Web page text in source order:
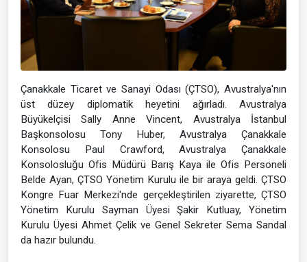
Çanakkale Ticaret ve Sanayi Odası (ÇTSO), Avustralya'nın
üst düzey diplomatik heyetini ağırladı. Avustralya
Büyükelçisi Sally Anne Vincent, Avustralya İstanbul
Başkonsolosu Tony Huber, Avustralya Çanakkale
Konsolosu Paul Crawford, Avustralya Çanakkale
Konsolosluğu Ofis Müdürü Barış Kaya ile Ofis Personeli
Belde Ayan, ÇTSO Yönetim Kurulu ile bir araya geldi. ÇTSO
Kongre Fuar Merkezi'nde gerçekleştirilen ziyarette, ÇTSO
Yönetim Kurulu Sayman Üyesi Şakir Kutluay, Yönetim
Kurulu Üyesi Ahmet Çelik ve Genel Sekreter Sema Sandal
da hazır bulundu.